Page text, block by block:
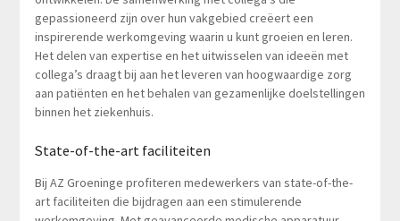
gepassioneerd zijn over hun vakgebied creëert een
inspirerende werkomgeving waarin u kunt groeien en leren.
Het delen van expertise en het uitwisselen van ideeën met
collega’s draagt bij aan het leveren van hoogwaardige zorg
aan patiënten en het behalen van gezamenlijke doelstellingen
binnen het ziekenhuis.
State-of-the-art faciliteiten
Bij AZ Groeninge profiteren medewerkers van state-of-the-
art faciliteiten die bijdragen aan een stimulerende